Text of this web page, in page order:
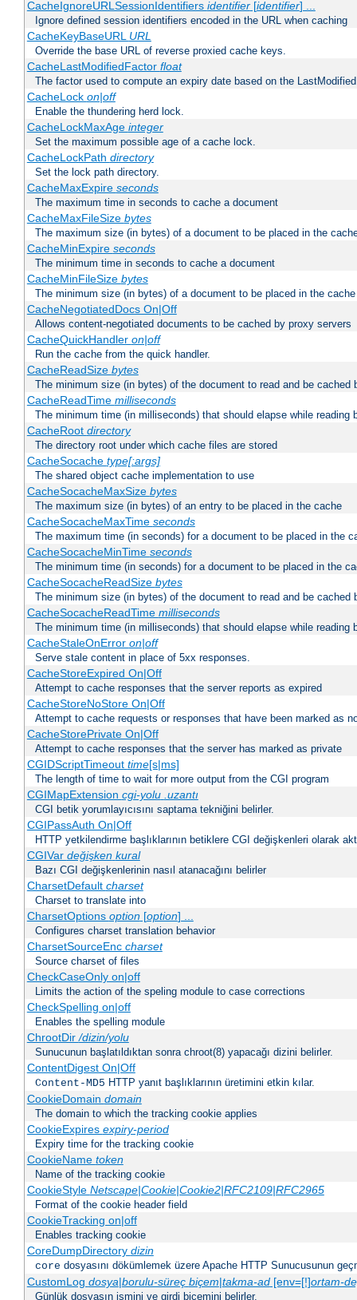
CacheIgnoreURLSessionIdentifiers identifier[identifier] ...
Ignore defined session identifiers encoded in the URL when caching
CacheKeyBaseURL URL
Override the base URL of reverse proxied cache keys.
CacheLastModifiedFactor float
The factor used to compute an expiry date based on the
CacheLock on|off
Enable the thundering herd lock.
CacheLockMaxAge integer
Set the maximum possible age of a cache lock.
CacheLockPath directory
Set the lock path directory.
CacheMaxExpire seconds
The maximum time in seconds to cache a document
CacheMaxFileSize bytes
The maximum size (in bytes) of a document to be placed in the
CacheMinExpire seconds
The minimum time in seconds to cache a document
CacheMinFileSize bytes
The minimum size (in bytes) of a document to be placed in the cache
CacheNegotiatedDocs On|Off
Allows content-negotiated documents to be cached by proxy servers
CacheQuickHandler on|off
Run the cache from the quick handler.
CacheReadSize bytes
The minimum size (in bytes) of the document to read and be cached
CacheReadTime milliseconds
The minimum time (in milliseconds) that should elapse while reading
CacheRoot directory
The directory root under which cache files are stored
CacheSocache type[:args]
The shared object cache implementation to use
CacheSocacheMaxSize bytes
The maximum size (in bytes) of an entry to be placed in the cache
CacheSocacheMaxTime seconds
The maximum time (in seconds) for a document to be placed in the
CacheSocacheMinTime seconds
The minimum time (in seconds) for a document to be placed in the
CacheSocacheReadSize bytes
The minimum size (in bytes) of the document to read and be cached
CacheSocacheReadTime milliseconds
The minimum time (in milliseconds) that should elapse while reading
CacheStaleOnError on|off
Serve stale content in place of 5xx responses.
CacheStoreExpired On|Off
Attempt to cache responses that the server reports as expired
CacheStoreNoStore On|Off
Attempt to cache requests or responses that have been marked as
CacheStorePrivate On|Off
Attempt to cache responses that the server has marked as private
CGIDScriptTimeout time[s|ms]
The length of time to wait for more output from the CGI program
CGIMapExtension cgi-yolu .uzantı
CGI betik yorumlayıcısını saptama tekniğini belirler.
CGIPassAuth On|Off
HTTP yetkilendirme başlıklarının betiklere CGI değişkenleri olarak
CGIVar değişken kural
Bazı CGI değişkenlerinin nasıl atanacağını belirler
CharsetDefault charset
Charset to translate into
CharsetOptions option[option] ...
Configures charset translation behavior
CharsetSourceEnc charset
Source charset of files
CheckCaseOnly on|off
Limits the action of the speling module to case corrections
CheckSpelling on|off
Enables the spelling module
ChrootDir/dizin/yolu
Sunucunun başlatıldıktan sonra chroot(8) yapacağı dizini belirler.
ContentDigest On|Off
Content-MD5 HTTP yanıt başlıklarının üretimini etkin kılar.
CookieDomain domain
The domain to which the tracking cookie applies
CookieExpires expiry-period
Expiry time for the tracking cookie
CookieName token
Name of the tracking cookie
CookieStyle Netscape|Cookie|Cookie2|RFC2109|RFC2965
Format of the cookie header field
CookieTracking on|off
Enables tracking cookie
CoreDumpDirectory dizin
core dosyasını dökümlemek üzere Apache HTTP Sunucusunun
CustomLog dosya|borulu-süreç biçem|takma-ad[env=[!]ortam-
Günlük dosyasın ismini ve girdi biçemini belirler.